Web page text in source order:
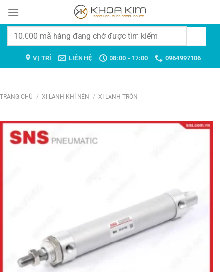
đến
Tìm
VỊ TRÍ LIÊN HỆ 08:00 - 17:00 0964997106
TRANG CHỦ / XI LANH KHÍ NÉN / XI LANH TRÒN